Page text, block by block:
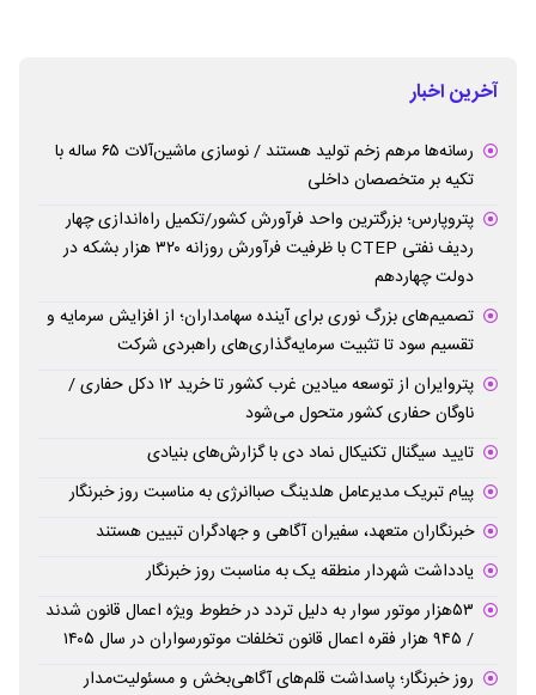
آخرین اخبار
رسانه‌ها مرهم زخم تولید هستند / نوسازی ماشین‌آلات ۶۵ ساله با
تکیه بر متخصصان داخلی
پتروپارس؛ بزرگترین واحد فرآورش کشور/تکمیل راه‌اندازی چهار
ردیف نفتی CTEP با ظرفیت فرآورش روزانه ۳۲۰ هزار بشکه در
دولت چهاردهم
تصمیم‌های بزرگ نوری برای آینده سهامداران؛ از افزایش سرمایه و
تقسیم سود تا تثبیت سرمایه‌گذاری‌های راهبردی شرکت
پتروایران از توسعه میادین غرب کشور تا خرید ۱۲ دکل حفاری /
ناوگان حفاری کشور متحول می‌شود
تایید سیگنال تکنیکال نماد دی با گزارش‌های بنیادی
پیام تبریک مدیرعامل هلدینگ صباانرژی به مناسبت روز خبرنگار
خبرنگاران متعهد، سفیران آگاهی و جهادگران تبیین هستند
یادداشت شهردار منطقه یک به مناسبت روز خبرنگار
۵۳هزار موتور سوار به دلیل تردد در خطوط ویژه اعمال قانون شدند
/ ۹۴۵ هزار فقره اعمال قانون تخلفات موتورسواران در سال ۱۴۰۵
روز خبرنگار؛ پاسداشت قلم‌های آگاهی‌بخش و مسئولیت‌مدار